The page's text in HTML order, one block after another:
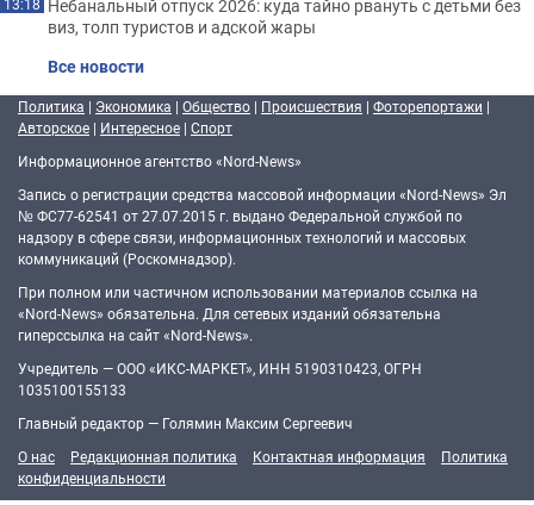
13:18 Небанальный отпуск 2026: куда тайно рвануть с детьми без
виз, толп туристов и адской жары
Все новости
Политика | Экономика | Общество | Происшествия | Фоторепортажи |
Авторское | Интересное | Спорт
Информационное агентство «Nord-News»
Запись о регистрации средства массовой информации «Nord-News» Эл
№ ФС77-62541 от 27.07.2015 г. выдано Федеральной службой по
надзору в сфере связи, информационных технологий и массовых
коммуникаций (Роскомнадзор).
При полном или частичном использовании материалов ссылка на
«Nord-News» обязательна. Для сетевых изданий обязательна
гиперссылка на сайт «Nord-News».
Учредитель — ООО «ИКС-МАРКЕТ», ИНН 5190310423, ОГРН
1035100155133
Главный редактор — Голямин Максим Сергеевич
О нас
Редакционная политика Контактная информация
Политика
конфиденциальности